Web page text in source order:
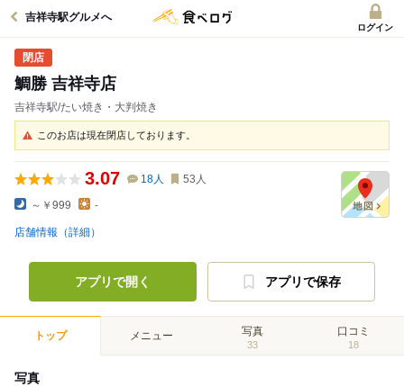
吉祥寺駅グルメへ
ログイン
鯛勝 吉祥寺店
吉祥寺駅/たい焼き・大判焼き
このお店は現在閉店しております。
3.07 18人 53 人
～￥999 -
店舗情報（詳細）
アプリで開く アプリで保存
トップ メニュー 写真
33
口コミ
18
写真